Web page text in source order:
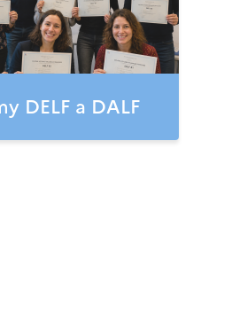
DELF a DALF